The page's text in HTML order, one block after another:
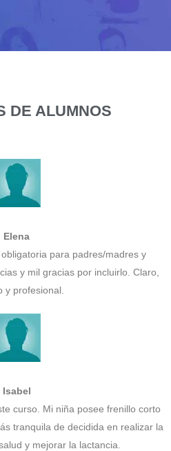
DE ALUMNOS
Elena
para padres/madres y
y mil gracias por incluirlo. Claro,
y profesional.
Isabel
curso. Mi niña posee frenillo corto
tranquila de decidida en realizar la
y mejorar la lactancia.